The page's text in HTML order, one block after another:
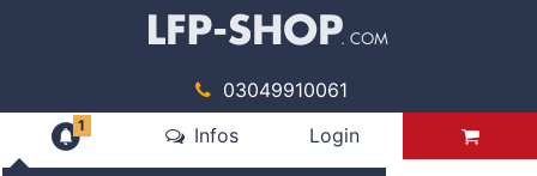
03049910061
Mitteilungen
1 Infos Login